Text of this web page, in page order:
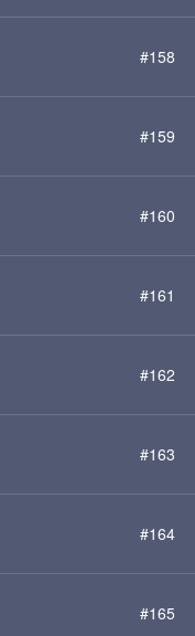
#159
#160
#161
#162
#163
#164
#165
#166